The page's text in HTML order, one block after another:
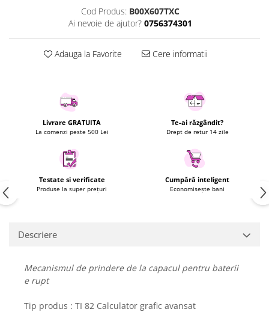
Wearable & Gadgeturi
Electrocasnice & Climatizare
rufe si uscatoare
Aparate Frigorifice
Aparate Racire Aer
Aragaze si cuptoare cu microunde
Electrocasnice pentru Bucatarie
Fiare de calcat si masini de cusut
Ingrijire Locuinta
Purificatoare de aer
Ceasuri dama
Cutii, curele si accesorii ceasuri
Genti si accesorii barbati
Cod Produs: B00X607TXC
Ai nevoie de ajutor? 0756374301
Adauga la Favorite Cere informatii
Livrare GRATUITA
La comenzi peste 500 Lei
Te-ai răzgândit?
Drept de retur 14 zile
Testate si verificate
Produse la super prețuri
Cumpără inteligent
Economisește bani
Descriere
Mecanismul de prindere de la capacul pentru baterii
e rupt
Tip produs : TI 82 Calculator grafic avansat